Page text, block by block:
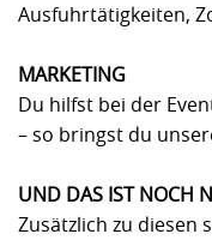
Ausfuhrtätigkeiten,
MARKETING
Du hilfst bei der
– so bringst du
UND DAS IST NOCH
Zusätzlich zu diesen